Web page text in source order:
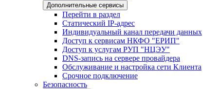
Дополнительные сервисы
Перейти в раздел
Статический IP-адрес
Индивидуальный канал передачи данных
Доступ к сервисам НКФО "ЕРИП"
Доступ к услугам РУП "НЦЭУ"
DNS-запись на сервере провайдера
Обслуживание и настройка сети Клиента
Срочное подключение
Безопасность